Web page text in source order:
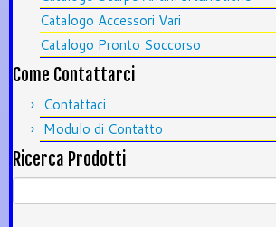
Catalogo Accessori Vari
Catalogo Pronto Soccorso
Come Contattarci
Contattaci
Modulo di Contatto
Ricerca Prodotti
Ricerca
per: